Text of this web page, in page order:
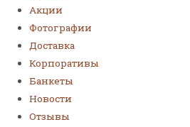
Акции
Фотографии
Доставка
Корпоративы
Банкеты
Новости
Отзывы